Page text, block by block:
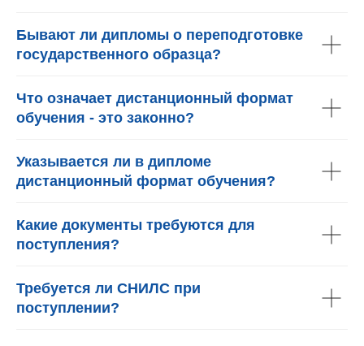
Бывают ли дипломы о переподготовке
государственного образца?
Что означает дистанционный формат
обучения - это законно?
Указывается ли в дипломе
дистанционный формат обучения?
Какие документы требуются для
поступления?
Требуется ли СНИЛС при
поступлении?